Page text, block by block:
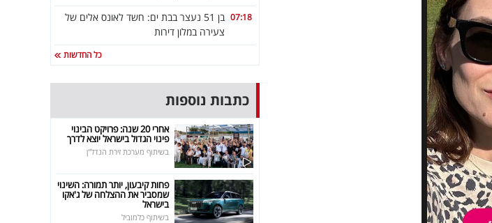
07:18
בן 51 נעצר בבת ים: חשד לאונס אלים של
צעירה במלון דירות
כל החדשות
כתבות נוספות
אחרי 20 שנה: פרויקט הבינוי
פינוי הגדול בישראל יוצא לדרך
בשיתוף מערכת זירת הנדל"ן
פחות קיבעון, יותר תמורה: השינוי
שמסביר את ההצלחה של ג'אקו
בישראל
בשיתוף כלמוביל